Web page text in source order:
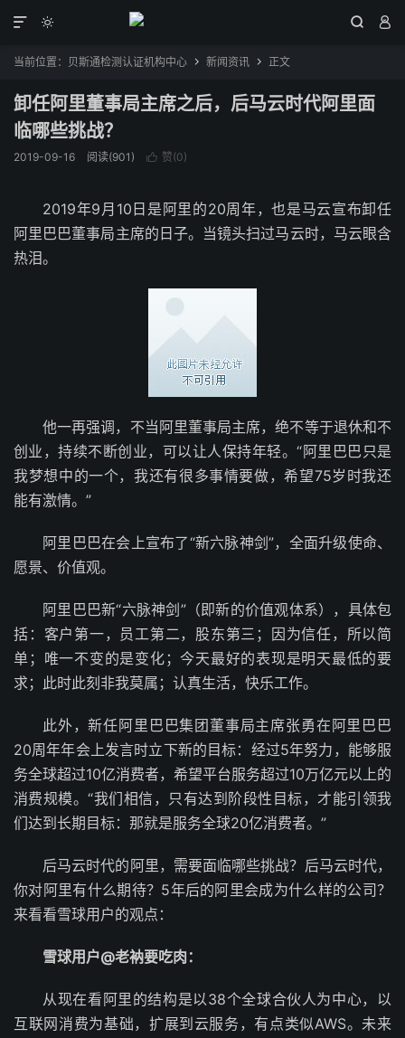
  

当前位置： 贝斯通检测认证机构中心  新闻资讯  正文
卸任阿里董事局主席之后，后马云时代阿里面
临哪些挑战？
2019-09-16 阅读(901)  赞(0)
2019年9月10日是阿里的20周年，也是马云宣布卸任
阿里巴巴董事局主席的日子。当镜头扫过马云时，马云眼含
热泪。
他一再强调，不当阿里董事局主席，绝不等于退休和不
创业，持续不断创业，可以让人保持年轻。“阿里巴巴只是
我梦想中的一个，我还有很多事情要做，希望75岁时我还
能有激情。”
阿里巴巴在会上宣布了“新六脉神剑”，全面升级使命、
愿景、价值观。
阿里巴巴新“六脉神剑”（即新的价值观体系），具体包
括：客户第一，员工第二，股东第三；因为信任，所以简
单；唯一不变的是变化；今天最好的表现是明天最低的要
求；此时此刻非我莫属；认真生活，快乐工作。
此外，新任阿里巴巴集团董事局主席张勇在阿里巴巴
20周年年会上发言时立下新的目标：经过5年努力，能够服
务全球超过10亿消费者，希望平台服务超过10万亿元以上的
消费规模。“我们相信，只有达到阶段性目标，才能引领我
们达到长期目标：那就是服务全球20亿消费者。”
后马云时代的阿里，需要面临哪些挑战？后马云时代，
你对阿里有什么期待？5年后的阿里会成为什么样的公司？
来看看雪球用户的观点：
雪球用户@老衲要吃肉：
从现在看阿里的结构是以38个全球合伙人为中心，以
互联网消费为基础，扩展到云服务，有点类似AWS。未来